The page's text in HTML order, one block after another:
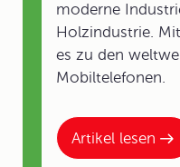
Artikel lesen
moderne
Holzindustrie.
es zu den
Mobiltelefonen.